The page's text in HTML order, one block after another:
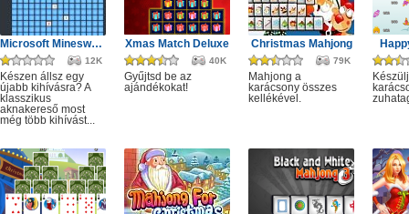
Microsoft Minesweeper
12K
Készen állsz egy
újabb kihívásra? A
klasszikus
aknakereső most
még több kihívást...
Xmas Match Deluxe
40K
Gyűjtsd be az
ajándékokat!
Christmas Mahjong
79K
Mahjong a
karácsony összes
kellékével.